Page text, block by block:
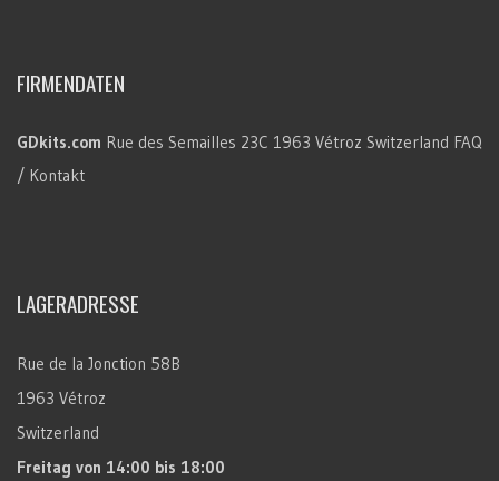
FIRMENDATEN
GDkits.com Rue des Semailles 23C 1963 Vétroz Switzerland FAQ
/ Kontakt
LAGERADRESSE
Rue de la Jonction 58B
1963 Vétroz
Switzerland
Freitag von 14:00 bis 18:00